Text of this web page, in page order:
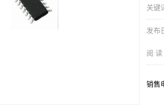
关键
发布
阅 读
销售